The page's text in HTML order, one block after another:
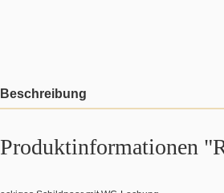
Beschreibung
Produktinformationen